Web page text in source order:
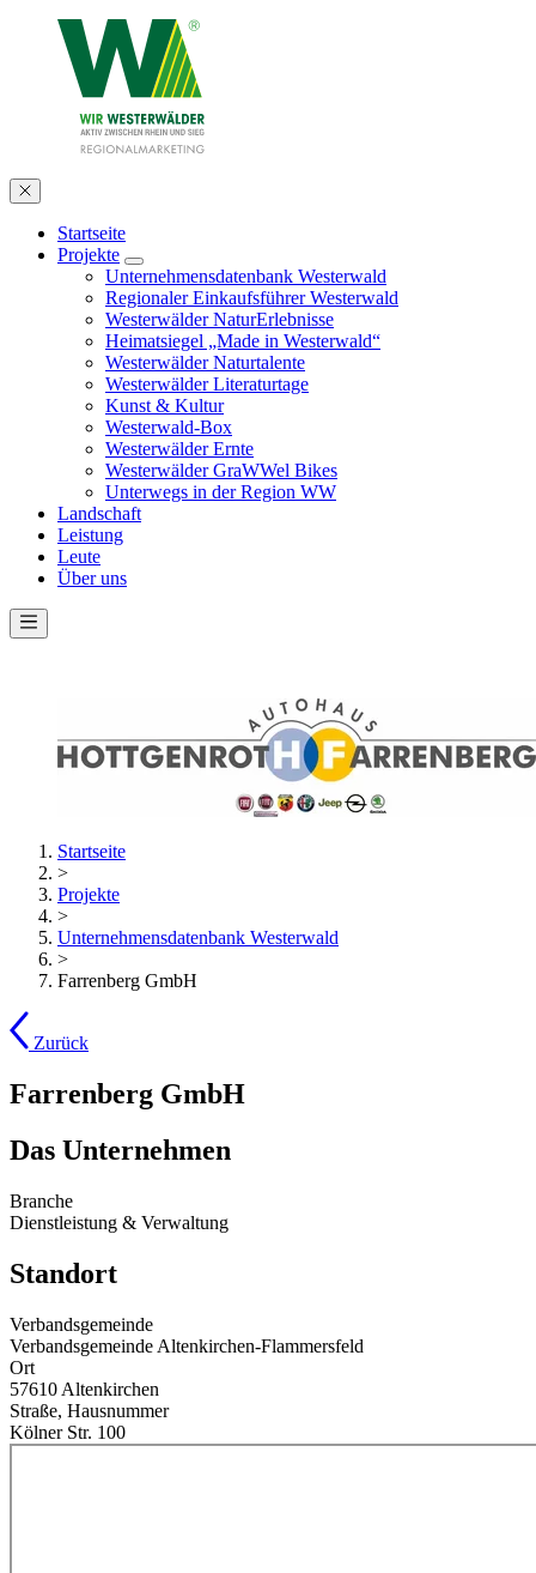
Startseite
Projekte
Unternehmensdatenbank Westerwald
Regionaler Einkaufsführer Westerwald
Westerwälder NaturErlebnisse
Heimatsiegel „Made in Westerwald“
Westerwälder Naturtalente
Westerwälder Literaturtage
Kunst & Kultur
Westerwald-Box
Westerwälder Ernte
Westerwälder GraWWel Bikes
Unterwegs in der Region WW
Landschaft
Leistung
Leute
Über uns
Startseite
>
Projekte
>
Unternehmensdatenbank Westerwald
>
Farrenberg GmbH
Zurück
Farrenberg GmbH
Das Unternehmen
Branche
Dienstleistung & Verwaltung
Standort
Verbandsgemeinde
Verbandsgemeinde Altenkirchen-Flammersfeld
Ort
57610 Altenkirchen
Straße, Hausnummer
Kölner Str. 100